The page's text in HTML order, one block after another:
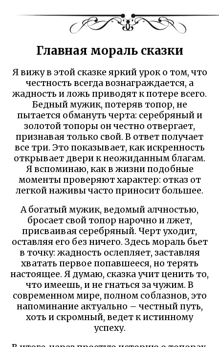
Главная мораль сказки
Я вижу в этой сказке яркий урок о том, что
честность всегда вознаграждается, а
жадность и ложь приводят к потере всего.
Бедный мужик, потеряв топор, не
пытается обмануть черта: серебряный и
золотой топоры он честно отвергает,
признавая только свой. В ответ получает
все три. Это показывает, как искренность
открывает двери к неожиданным благам.
Я вспоминаю, как в жизни подобные
моменты проверяют характер: отказ от
легкой наживы часто приносит большее.
А богатый мужик, ведомый алчностью,
бросает свой топор нарочно и лжет,
присваивая серебряный. Черт уходит,
оставляя его без ничего. Здесь мораль бьет
в точку: жадность ослепляет, заставляя
хватать первое попавшееся, но терять
настоящее. Я думаю, сказка учит ценить то,
что имеешь, и не гнаться за чужим. В
современном мире, полном соблазнов, это
напоминание актуально – честный путь,
хоть и скромный, ведет к истинному
успеху.